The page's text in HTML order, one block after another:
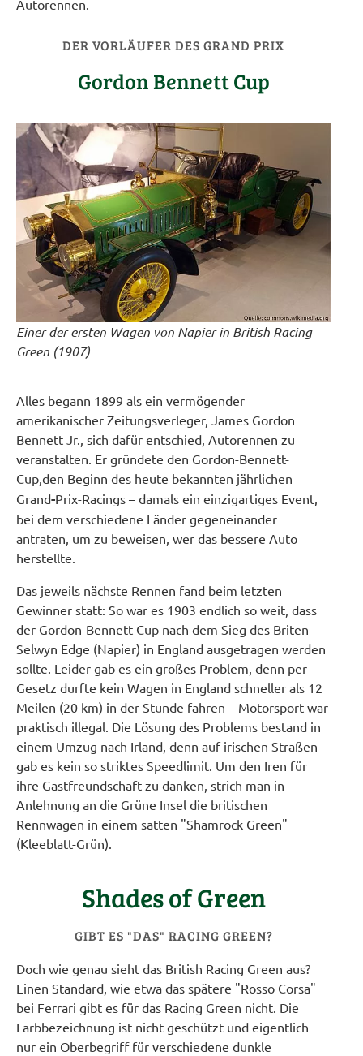
Autorennen.
DER VORLÄUFER DES GRAND PRIX
Gordon Bennett Cup
Einer der ersten Wagen von Napier in British Racing
Green (1907)
Alles begann 1899 als ein vermögender
amerikanischer Zeitungsverleger, James Gordon
Bennett Jr., sich dafür entschied, Autorennen zu
veranstalten. Er gründete den Gordon-Bennett-
Cup, den Beginn des heute bekannten jährlichen
Grand-Prix-Racings – damals ein einzigartiges Event,
bei dem verschiedene Länder gegeneinander
antraten, um zu beweisen, wer das bessere Auto
herstellte.
Das jeweils nächste Rennen fand beim letzten
Gewinner statt: So war es 1903 endlich so weit, dass
der Gordon-Bennett-Cup nach dem Sieg des Briten
Selwyn Edge (Napier) in England ausgetragen werden
sollte. Leider gab es ein großes Problem, denn per
Gesetz durfte kein Wagen in England schneller als 12
Meilen (20 km) in der Stunde fahren – Motorsport war
praktisch illegal. Die Lösung des Problems bestand in
einem Umzug nach Irland, denn auf irischen Straßen
gab es kein so striktes Speedlimit. Um den Iren für
ihre Gastfreundschaft zu danken, strich man in
Anlehnung an die Grüne Insel die britischen
Rennwagen in einem satten "Shamrock Green"
(Kleeblatt-Grün).
Shades of Green
GIBT ES "DAS" RACING GREEN?
Doch wie genau sieht das British Racing Green aus?
Einen Standard, wie etwa das spätere "Rosso Corsa"
bei Ferrari gibt es für das Racing Green nicht. Die
Farbbezeichnung ist nicht geschützt und eigentlich
nur ein Oberbegriff für verschiedene dunkle